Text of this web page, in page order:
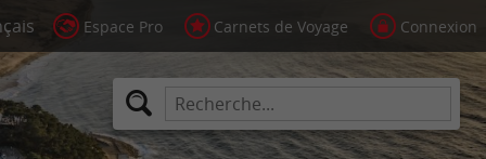
Espace Pro Carnets de Voyage Connexion